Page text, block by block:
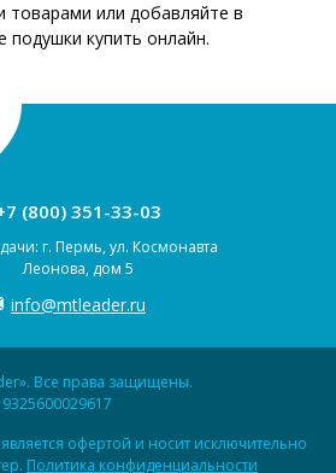
товарами или добавляйте в
купить онлайн.
(800) 351-33-03
г. Пермь, ул. Космонавта
Леонова, дом 5
info@mtleader.ru
Все права защищены.
офертой и носит исключительно
Политика конфиденциальности